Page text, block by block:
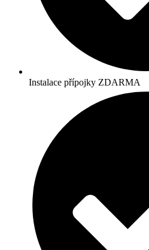
Instalace přípojky ZDARMA